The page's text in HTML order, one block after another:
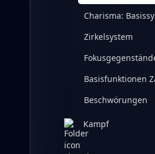
Charisma:
Zirkelsystem
Basisfunktionen
Beschwörungen
Kampf